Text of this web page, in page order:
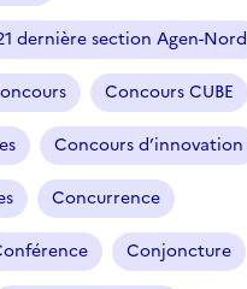
dernière section Agen-Nord
Concours CUBE
Concours d’innovation
Concurrence
Conjoncture